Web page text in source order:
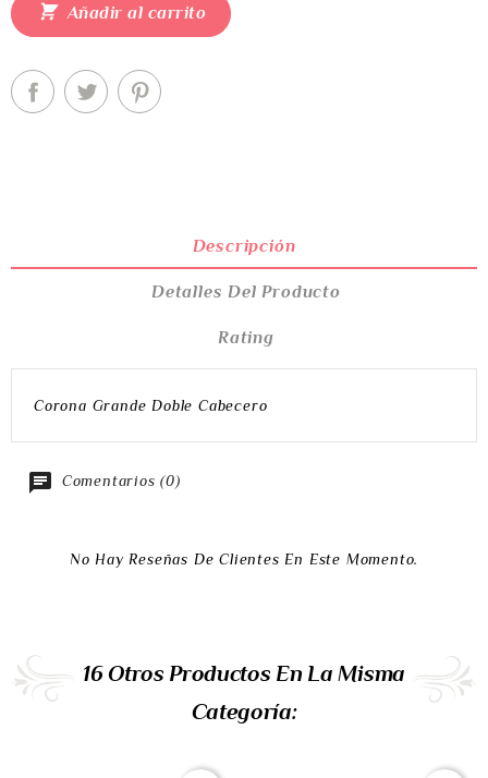
 Añadir al carrito
Descripción
Detalles Del Producto
Rating
Corona Grande Doble Cabecero
Comentarios (0)
No Hay Reseñas De Clientes En Este Momento.
16 Otros Productos En La Misma
Categoría: